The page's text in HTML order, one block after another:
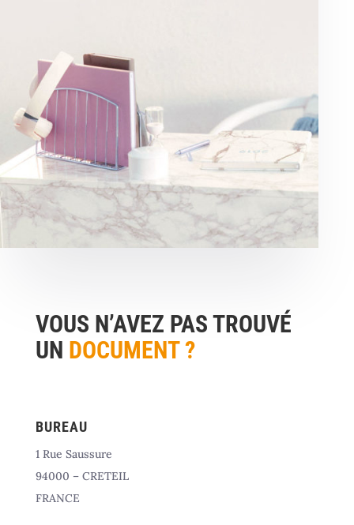
VOUS N’AVEZ PAS TROUVÉ
UN DOCUMENT ?
BUREAU
1 Rue Saussure
94000 – CRETEIL
FRANCE